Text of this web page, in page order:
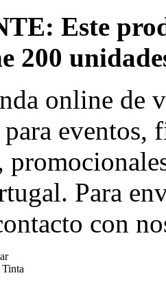
Este
200
online de
eventos,
Para
con